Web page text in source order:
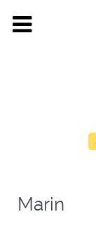
Marin